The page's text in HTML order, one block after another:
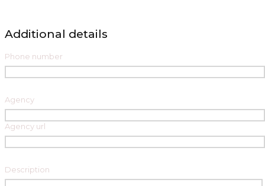
Additional details
Phone number
Agency
Agency url
Description